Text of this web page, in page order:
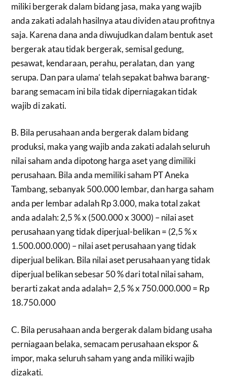
miliki bergerak dalam bidang jasa, maka yang wajib
anda zakati adalah hasilnya atau dividen atau profitnya
saja. Karena dana anda diwujudkan dalam bentuk aset
bergerak atau tidak bergerak, semisal gedung,
pesawat, kendaraan, perahu, peralatan, dan yang
serupa. Dan para ulama’ telah sepakat bahwa barang-
barang semacam ini bila tidak diperniagakan tidak
wajib di zakati.
B. Bila perusahaan anda bergerak dalam bidang
produksi, maka yang wajib anda zakati adalah seluruh
nilai saham anda dipotong harga aset yang dimiliki
perusahaan. Bila anda memiliki saham PT Aneka
Tambang, sebanyak 500.000 lembar, dan harga saham
anda per lembar adalah Rp 3.000, maka total zakat
anda adalah: 2,5 % x (500.000 x 3000) – nilai aset
perusahaan yang tidak diperjual-belikan = (2,5 % x
1.500.000.000) – nilai aset perusahaan yang tidak
diperjual belikan. Bila nilai aset perusahaan yang tidak
diperjual belikan sebesar 50 % dari total nilai saham,
berarti zakat anda adalah= 2,5 % x 750.000.000 = Rp
18.750.000
C. Bila perusahaan anda bergerak dalam bidang usaha
perniagaan belaka, semacam perusahaan ekspor &
impor, maka seluruh saham yang anda miliki wajib
dizakati.